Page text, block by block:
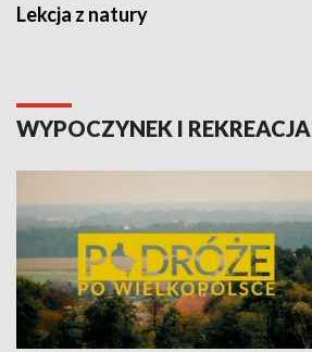
Lekcja z natury
WYPOCZYNEK I REKREACJA